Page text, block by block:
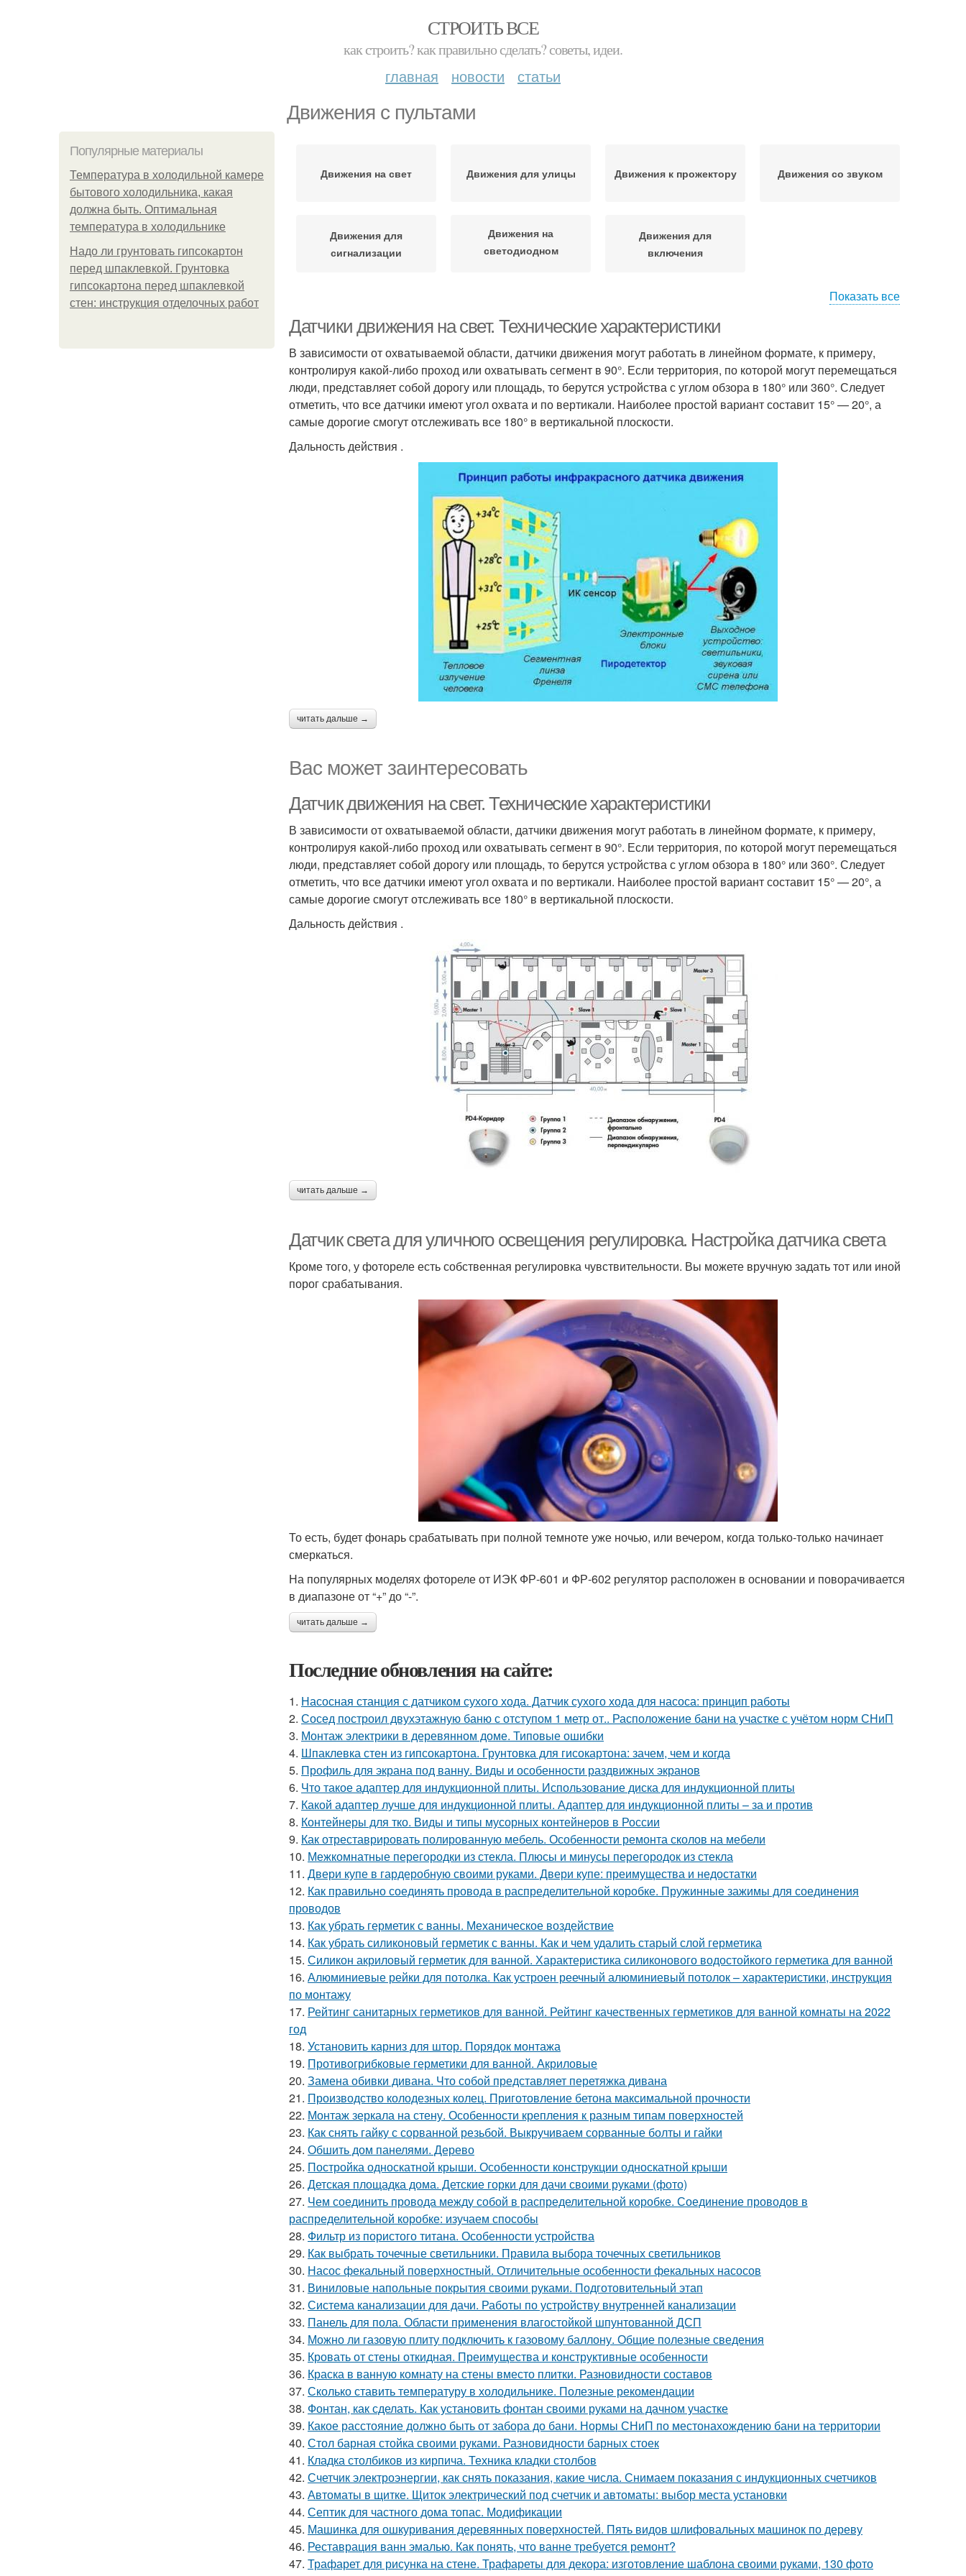
СТРОИТЬ ВСЕ
как строить? как правильно сделать? советы, идеи.
главная новости статьи
Движения с пультами
Популярные материалы
Температура в холодильной камере
бытового холодильника, какая
должна быть. Оптимальная
температура в холодильнике
Надо ли грунтовать гипсокартон
перед шпаклевкой. Грунтовка
гипсокартона перед шпаклевкой
стен: инструкция отделочных работ
Движения на свет Движения для улицы Движения к прожектору Движения со звуком
Движения для
сигнализации
Движения на
светодиодном
Движения для
включения
Показать все
Датчики движения на свет. Технические характеристики
В зависимости от охватываемой области, датчики движения могут работать в линейном формате, к примеру,
контролируя какой-либо проход или охватывать сегмент в 90°. Если территория, по которой могут перемещаться
люди, представляет собой дорогу или площадь, то берутся устройства с углом обзора в 180° или 360°. Следует
отметить, что все датчики имеют угол охвата и по вертикали. Наиболее простой вариант составит 15° — 20°, а
самые дорогие смогут отслеживать все 180° в вертикальной плоскости.
Дальность действия .
читать дальше →
Вас может заинтересовать
Датчик движения на свет. Технические характеристики
В зависимости от охватываемой области, датчики движения могут работать в линейном формате, к примеру,
контролируя какой-либо проход или охватывать сегмент в 90°. Если территория, по которой могут перемещаться
люди, представляет собой дорогу или площадь, то берутся устройства с углом обзора в 180° или 360°. Следует
отметить, что все датчики имеют угол охвата и по вертикали. Наиболее простой вариант составит 15° — 20°, а
самые дорогие смогут отслеживать все 180° в вертикальной плоскости.
Дальность действия .
читать дальше →
Датчик света для уличного освещения регулировка. Настройка датчика света
Кроме того, у фотореле есть собственная регулировка чувствительности. Вы можете вручную задать тот или иной
порог срабатывания.
То есть, будет фонарь срабатывать при полной темноте уже ночью, или вечером, когда только-только начинает
смеркаться.
На популярных моделях фотореле от ИЭК ФР-601 и ФР-602 регулятор расположен в основании и поворачивается
в диапазоне от “+” до “-”.
читать дальше →
Последние обновления на сайте:
1. Насосная станция с датчиком сухого хода. Датчик сухого хода для насоса: принцип работы
2. Сосед построил двухэтажную баню с отступом 1 метр от.. Расположение бани на участке с учётом норм СНиП
3. Монтаж электрики в деревянном доме. Типовые ошибки
4. Шпаклевка стен из гипсокартона. Грунтовка для гисокартона: зачем, чем и когда
5. Профиль для экрана под ванну. Виды и особенности раздвижных экранов
6. Что такое адаптер для индукционной плиты. Использование диска для индукционной плиты
7. Какой адаптер лучше для индукционной плиты. Адаптер для индукционной плиты – за и против
8. Контейнеры для тко. Виды и типы мусорных контейнеров в России
9. Как отреставрировать полированную мебель. Особенности ремонта сколов на мебели
10. Межкомнатные перегородки из стекла. Плюсы и минусы перегородок из стекла
11. Двери купе в гардеробную своими руками. Двери купе: преимущества и недостатки
12. Как правильно соединять провода в распределительной коробке. Пружинные зажимы для соединения
проводов
13. Как убрать герметик с ванны. Механическое воздействие
14. Как убрать силиконовый герметик с ванны. Как и чем удалить старый слой герметика
15. Силикон акриловый герметик для ванной. Характеристика силиконового водостойкого герметика для ванной
16. Алюминиевые рейки для потолка. Как устроен реечный алюминиевый потолок – характеристики, инструкция
по монтажу
17. Рейтинг санитарных герметиков для ванной. Рейтинг качественных герметиков для ванной комнаты на 2022
год
18. Установить карниз для штор. Порядок монтажа
19. Противогрибковые герметики для ванной. Акриловые
20. Замена обивки дивана. Что собой представляет перетяжка дивана
21. Производство колодезных колец. Приготовление бетона максимальной прочности
22. Монтаж зеркала на стену. Особенности крепления к разным типам поверхностей
23. Как снять гайку с сорванной резьбой. Выкручиваем сорванные болты и гайки
24. Обшить дом панелями. Дерево
25. Постройка односкатной крыши. Особенности конструкции односкатной крыши
26. Детская площадка дома. Детские горки для дачи своими руками (фото)
27. Чем соединить провода между собой в распределительной коробке. Соединение проводов в
распределительной коробке: изучаем способы
28. Фильтр из пористого титана. Особенности устройства
29. Как выбрать точечные светильники. Правила выбора точечных светильников
30. Насос фекальный поверхностный. Отличительные особенности фекальных насосов
31. Виниловые напольные покрытия своими руками. Подготовительный этап
32. Система канализации для дачи. Работы по устройству внутренней канализации
33. Панель для пола. Области применения влагостойкой шпунтованной ДСП
34. Можно ли газовую плиту подключить к газовому баллону. Общие полезные сведения
35. Кровать от стены откидная. Преимущества и конструктивные особенности
36. Краска в ванную комнату на стены вместо плитки. Разновидности составов
37. Сколько ставить температуру в холодильнике. Полезные рекомендации
38. Фонтан, как сделать. Как установить фонтан своими руками на дачном участке
39. Какое расстояние должно быть от забора до бани. Нормы СНиП по местонахождению бани на территории
40. Стол барная стойка своими руками. Разновидности барных стоек
41. Кладка столбиков из кирпича. Техника кладки столбов
42. Счетчик электроэнергии, как снять показания, какие числа. Снимаем показания с индукционных счетчиков
43. Автоматы в щитке. Щиток электрический под счетчик и автоматы: выбор места установки
44. Септик для частного дома топас. Модификации
45. Машинка для ошкуривания деревянных поверхностей. Пять видов шлифовальных машинок по дереву
46. Реставрация ванн эмалью. Как понять, что ванне требуется ремонт?
47. Трафарет для рисунка на стене. Трафареты для декора: изготовление шаблона своими руками, 130 фото